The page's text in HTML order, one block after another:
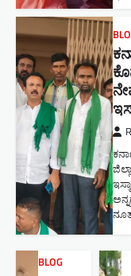
BLOG